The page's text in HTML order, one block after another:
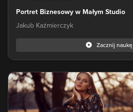
Portret Biznesowy w Małym Studio
Jakub Kaźmierczyk
Zacznij naukę